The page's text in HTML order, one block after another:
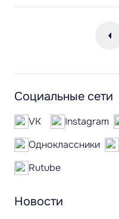
Новости
Социальные сети
VK Instagram
Одноклассники
Rutube